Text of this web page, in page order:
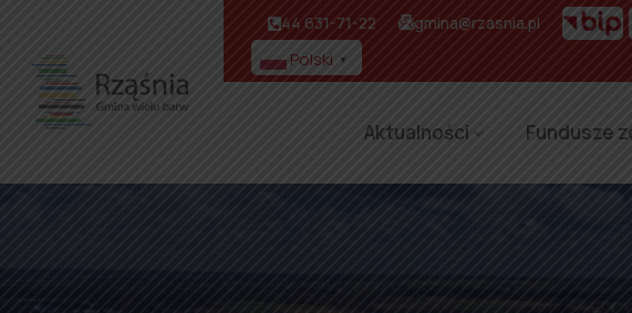
44 631-71-22 gmina@rzasnia.pl
Polski ▼
Aktualności Fundusze